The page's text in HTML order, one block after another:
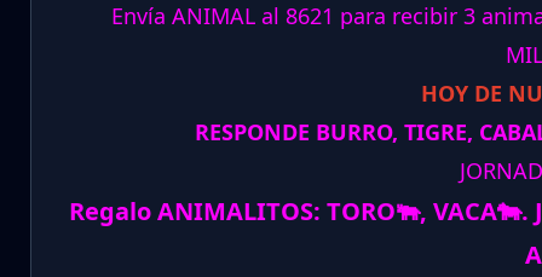
Envía ANIMAL al 8621 para recibir 3
HOY DE
RESPONDE BURRO, TIGRE,
Regalo ANIMALITOS: TORO🐃, VACA🐄.